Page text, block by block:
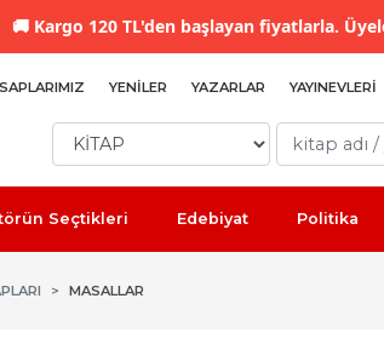
🚚 Kargo 120 TL'den başlayan fiyatlarla.
YENILER YAZARLAR YAYINEVLERI
Seçtikleri Edebiyat Politika
MASALLAR